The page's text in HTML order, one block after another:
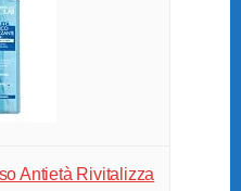
Antietà Rivitalizza